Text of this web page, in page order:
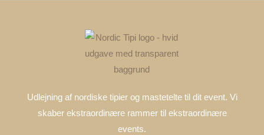
Udlejning af nordiske tipier og mastetelte til dit event. Vi
skaber ekstraordinære rammer til ekstraordinære
events.